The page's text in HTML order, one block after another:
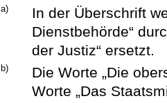
a)
In der Überschrift
Dienstbehörde“
der Justiz“ ersetzt.
b)
Die Worte „Die
Worte „Das